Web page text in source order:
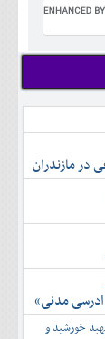
در مازندران
مدنی»
خورشید و